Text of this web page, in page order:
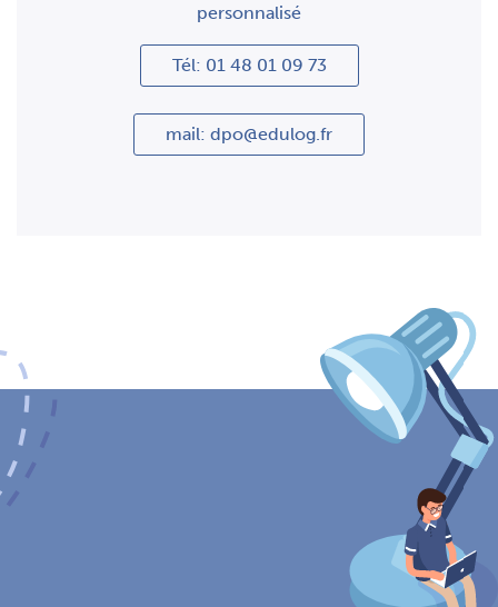
personnalisé
Tél: 01 48 01 09 73
mail: dpo@edulog.fr